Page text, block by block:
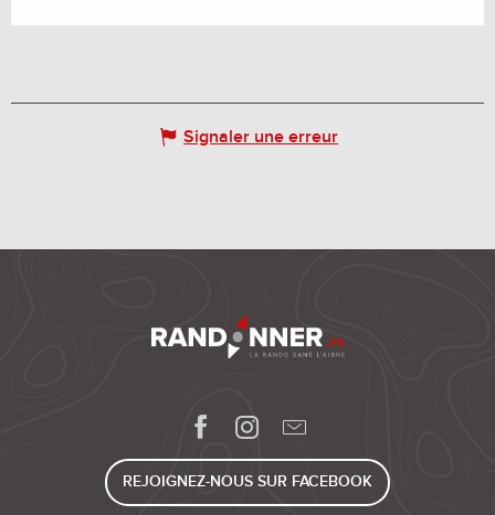
Signaler une erreur
REJOIGNEZ-NOUS SUR FACEBOOK